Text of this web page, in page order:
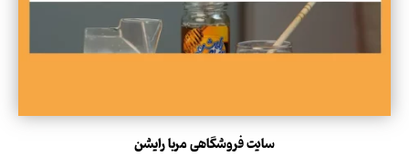
سایت فروشگاهی مربا رایشن